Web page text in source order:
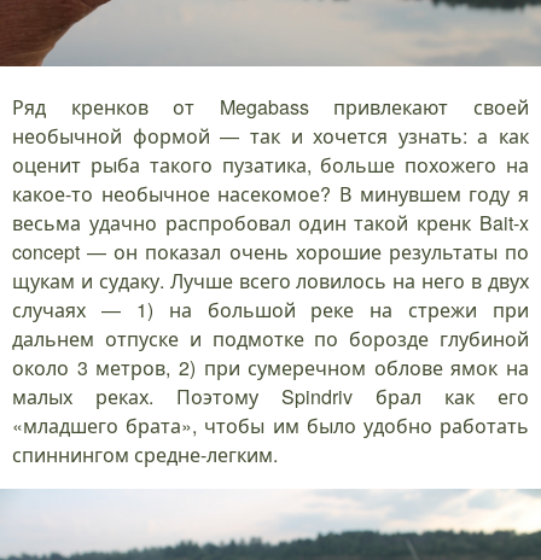
Ряд кренков от Megabass привлекают своей
необычной формой — так и хочется узнать: а как
оценит рыба такого пузатика, больше похожего на
какое-то необычное насекомое? В минувшем году я
весьма удачно распробовал один такой кренк Bait-x
concept — он показал очень хорошие результаты по
щукам и судаку. Лучше всего ловилось на него в двух
случаях — 1) на большой реке на стрежи при
дальнем отпуске и подмотке по борозде глубиной
около 3 метров, 2) при сумеречном облове ямок на
малых реках. Поэтому Spindriv брал как его
«младшего брата», чтобы им было удобно работать
спиннингом средне-легким.